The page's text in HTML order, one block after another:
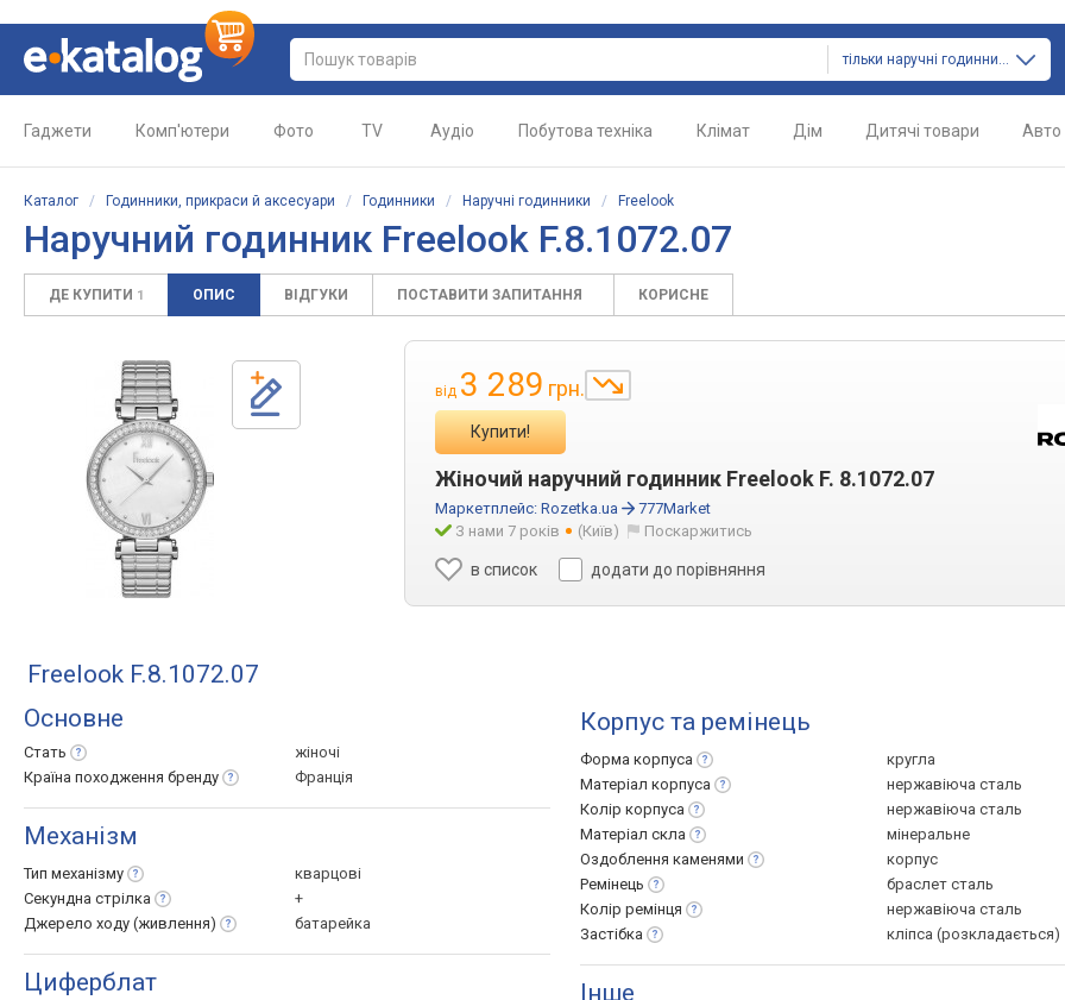
тільки наручні годинники
Гаджети Комп'ютери Фото TV Аудіо Побутова техніка Клімат Дім Дитячі товари Авто
Каталог / Годинники, прикраси й аксесуари / Годинники / Наручні годинники / Freelook
Наручний годинник Freelook F.8.1072.07
ДЕ КУПИТИ 1 ОПИС ВІДГУКИ ПОСТАВИТИ ЗАПИТАННЯ КОРИСНЕ
від 3 289 грн.
Купити!
Жіночий наручний годинник Freelook F. 8.1072.07
Маркетплейс: Rozetka.ua
777Market
З нами 7 років
(Київ) Поскаржитись
в список додати до порівняння
Freelook F.8.1072.07
Основне
Стать
жіночі
Країна походження бренду Франція
Механізм
Тип механізму
кварцові
Секундна стрілка
+
Джерело ходу (живлення) батарейка
Циферблат
Корпус та ремінець
Форма корпуса
кругла
Матеріал корпуса
нержавіюча сталь
Колір корпуса
нержавіюча сталь
Матеріал скла
мінеральне
Оздоблення каменями
корпус
Ремінець
браслет сталь
Колір ремінця
нержавіюча сталь
Застібка
кліпса (розкладається)
Інше